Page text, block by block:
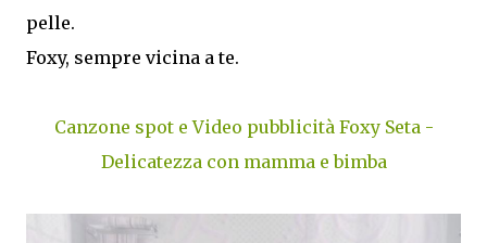
pelle.
Foxy, sempre vicina a te.
Canzone spot e Video pubblicità Foxy Seta -
Delicatezza con mamma e bimba